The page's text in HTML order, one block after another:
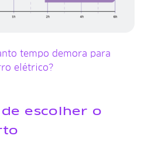
tempo demora para
elétrico?
escolher o